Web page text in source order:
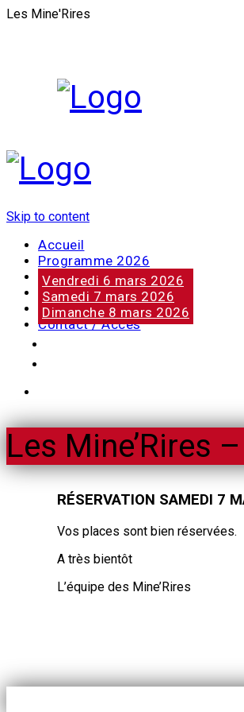
Les Mine'Rires
Skip to content
Accueil
Programme 2026
Vendredi 6 mars 2026
Samedi 7 mars 2026
Dimanche 8 mars 2026
Notre marraine
Nos partenaires
Photos
Contact / Accès
Les Mine’Rires
RÉSERVATION SAMEDI 7
Vos places sont bien réservées.
A très bientôt
L’équipe des Mine’Rires